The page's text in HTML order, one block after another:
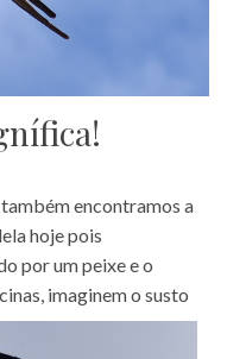
encontramos a
hoje pois
por um peixe e o
imaginem o susto